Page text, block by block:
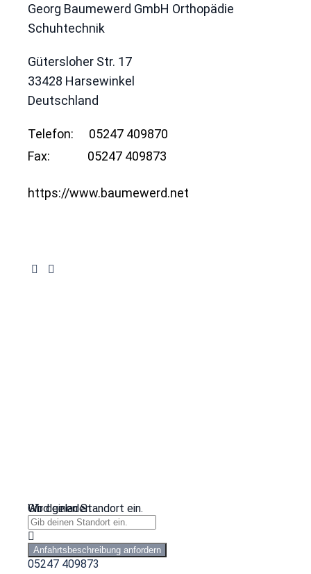
Georg Baumewerd GmbH Orthopädie
Schuhtechnik
Gütersloher Str. 17
33428 Harsewinkel
Deutschland
Telefon:
05247 409870
Fax:
05247 409873
https://www.baumewerd.net
Wird geladen …
Gib deinen Standort ein.
Anfahrtsbeschreibung anfordern
05247 409873